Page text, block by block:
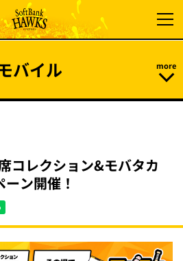
バイル
コレクション&モバタカ
ーン開催！